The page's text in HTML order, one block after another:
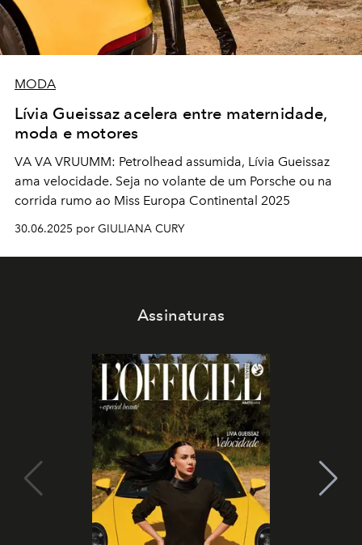
MODA
Lívia Gueissaz acelera entre maternidade,
moda e motores
VA VA VRUUMM: Petrolhead assumida, Lívia Gueissaz
ama velocidade. Seja no volante de um Porsche ou na
corrida rumo ao Miss Europa Continental 2025
30.06.2025 por GIULIANA CURY
Assinaturas